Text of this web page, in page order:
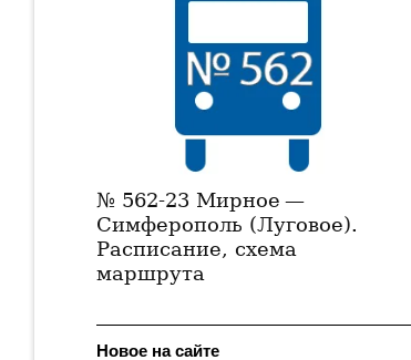
№ 562-23 Мирное —
Симферополь (Луговое).
Расписание, схема
маршрута
Новое на сайте